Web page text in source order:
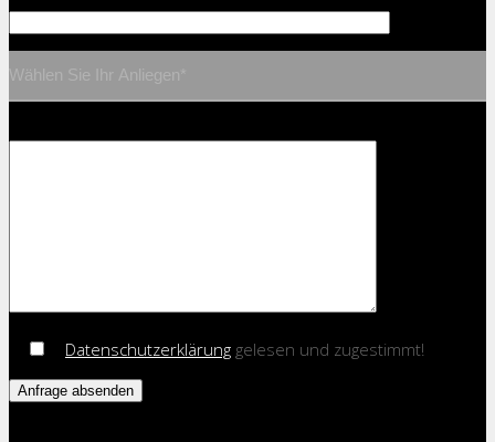
Datenschutzerklärung gelesen und zugestimmt!